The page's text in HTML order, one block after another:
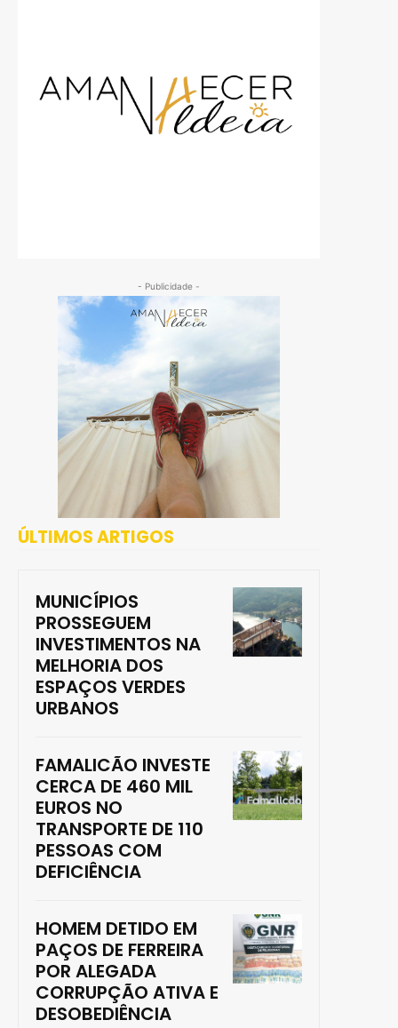
- Publicidade -
ÚLTIMOS ARTIGOS
MUNICÍPIOS
PROSSEGUEM
INVESTIMENTOS NA
MELHORIA DOS
ESPAÇOS VERDES
URBANOS
FAMALICÃO INVESTE
CERCA DE 460 MIL
EUROS NO
TRANSPORTE DE 110
PESSOAS COM
DEFICIÊNCIA
HOMEM DETIDO EM
PAÇOS DE FERREIRA
POR ALEGADA
CORRUPÇÃO ATIVA E
DESOBEDIÊNCIA